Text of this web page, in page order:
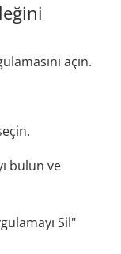
açın.
bulun ve
Sil"